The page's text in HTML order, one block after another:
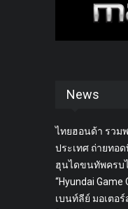
News
ไทยฮอนด้า รวม
ประเทศ ถ่ายทอ
ฮุนไดขนทัพครบ
“Hyundai Game
เบนท์ลีย์ มอเตอร์